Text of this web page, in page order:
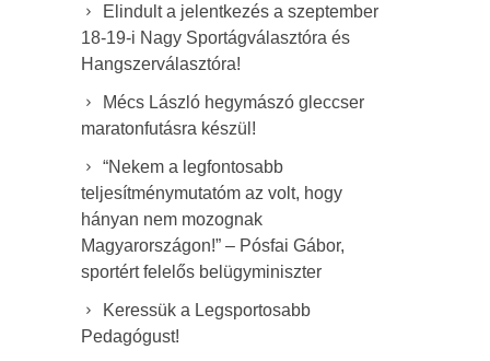
Elindult a jelentkezés a szeptember
18-19-i Nagy Sportágválasztóra és
Hangszerválasztóra!
Mécs László hegymászó gleccser
maratonfutásra készül!
“Nekem a legfontosabb
teljesítménymutatóm az volt, hogy
hányan nem mozognak
Magyarországon!” – Pósfai Gábor,
sportért felelős belügyminiszter
Keressük a Legsportosabb
Pedagógust!